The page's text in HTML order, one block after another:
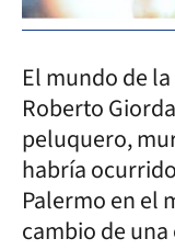
El mundo de
Roberto
peluquero,
habría
Palermo en el
cambio de